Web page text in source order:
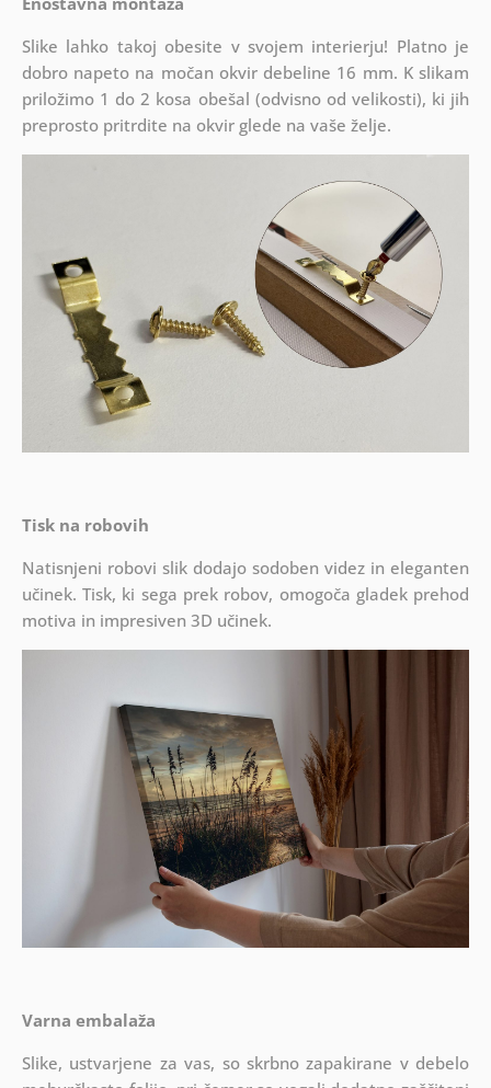
Slike lahko takoj obesite v svojem interierju! Platno je
dobro napeto na močan okvir debeline 16 mm. K slikam
priložimo 1 do 2 kosa obešal (odvisno od velikosti), ki jih
preprosto pritrdite na okvir glede na vaše želje.
Tisk na robovih
Natisnjeni robovi slik dodajo sodoben videz in eleganten
učinek. Tisk, ki sega prek robov, omogoča gladek prehod
motiva in impresiven 3D učinek.
Varna embalaža
Slike, ustvarjene za vas, so skrbno zapakirane v debelo